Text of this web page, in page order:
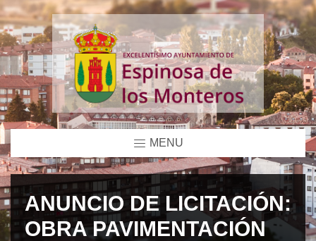
MENU
ANUNCIO DE LICITACIÓN:
OBRA PAVIMENTACIÓN